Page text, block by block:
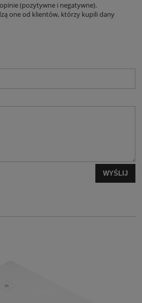
(pozytywne i negatywne).
one od klientów, którzy kupili dany
WYŚLIJ